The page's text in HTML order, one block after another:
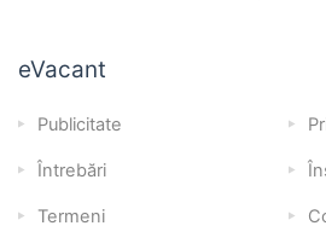
eVacant
Publicitate
Întrebări
Termeni